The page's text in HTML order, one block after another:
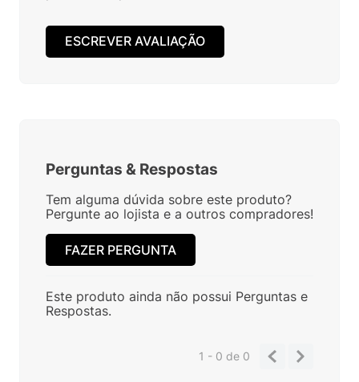
ESCREVER AVALIAÇÃO
Perguntas & Respostas
Tem alguma dúvida sobre este produto?
Pergunte ao lojista e a outros compradores!
FAZER PERGUNTA
Este produto ainda não possui Perguntas e
Respostas.
1 - 0de 0